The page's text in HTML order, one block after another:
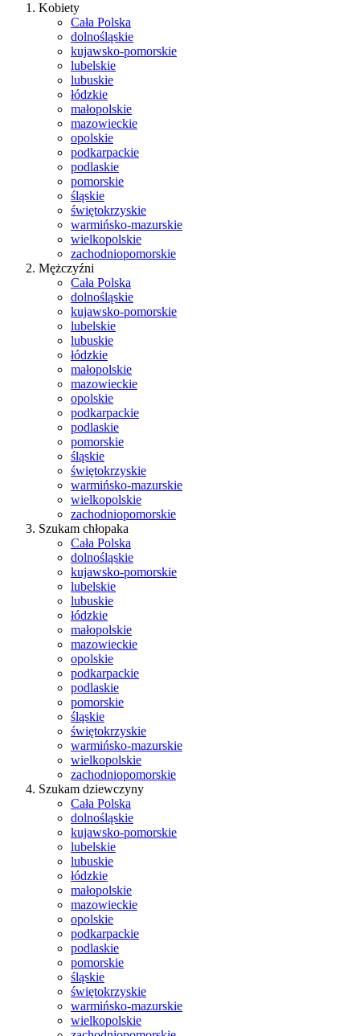
Kobiety
Cała Polska
dolnośląskie
kujawsko-pomorskie
lubelskie
lubuskie
łódzkie
małopolskie
mazowieckie
opolskie
podkarpackie
podlaskie
pomorskie
śląskie
świętokrzyskie
warmińsko-mazurskie
wielkopolskie
zachodniopomorskie
Mężczyźni
Cała Polska
dolnośląskie
kujawsko-pomorskie
lubelskie
lubuskie
łódzkie
małopolskie
mazowieckie
opolskie
podkarpackie
podlaskie
pomorskie
śląskie
świętokrzyskie
warmińsko-mazurskie
wielkopolskie
zachodniopomorskie
Szukam chłopaka
Cała Polska
dolnośląskie
kujawsko-pomorskie
lubelskie
lubuskie
łódzkie
małopolskie
mazowieckie
opolskie
podkarpackie
podlaskie
pomorskie
śląskie
świętokrzyskie
warmińsko-mazurskie
wielkopolskie
zachodniopomorskie
Szukam dziewczyny
Cała Polska
dolnośląskie
kujawsko-pomorskie
lubelskie
lubuskie
łódzkie
małopolskie
mazowieckie
opolskie
podkarpackie
podlaskie
pomorskie
śląskie
świętokrzyskie
warmińsko-mazurskie
wielkopolskie